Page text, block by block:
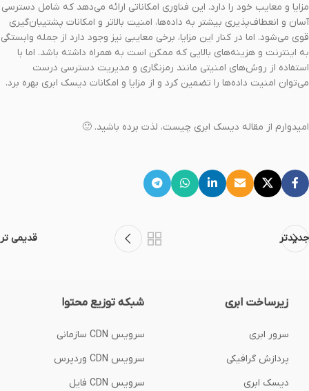
مزایا و معایب خود را دارد. این فناوری امکاناتی ارائه می‌دهد که شامل دسترسی
آسان و انعطاف‌پذیری بیشتر به داده‌ها، امنیت بالاتر و امکانات پشتیبان‌گیری
قوی می‌شود. اما در کنار این مزایا، برخی معایبی نیز وجود دارد از جمله وابستگی
به اینترنت و هزینه‌های بالایی که ممکن است به همراه داشته باشد. اما با
استفاده از روش‌های امنیتی مانند رمزنگاری و مدیریت دسترسی درست
می‌توان امنیت داده‌ها را تضمین کرد و از مزایا و امکانات دیسک ابری بهره برد.
امیدوارم از مقاله دیسک ابری چیست، لذت برده باشید. 🙂
جدیدتر قدیمی تر
زیرساخت ابری
سرور ابری
پردازش گرافیکی
دیسک ابری
شبکه توزیع محتوا
سرویس CDN سازمانی
سرویس CDN وردپرس
سرویس CDN فایل